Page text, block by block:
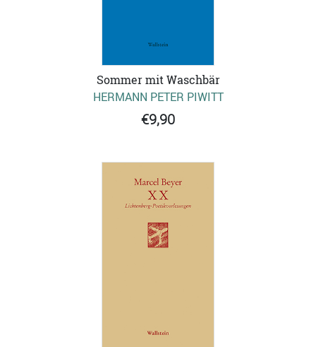
Sommer mit Waschbär
HERMANN PETER PIWITT
€9,90